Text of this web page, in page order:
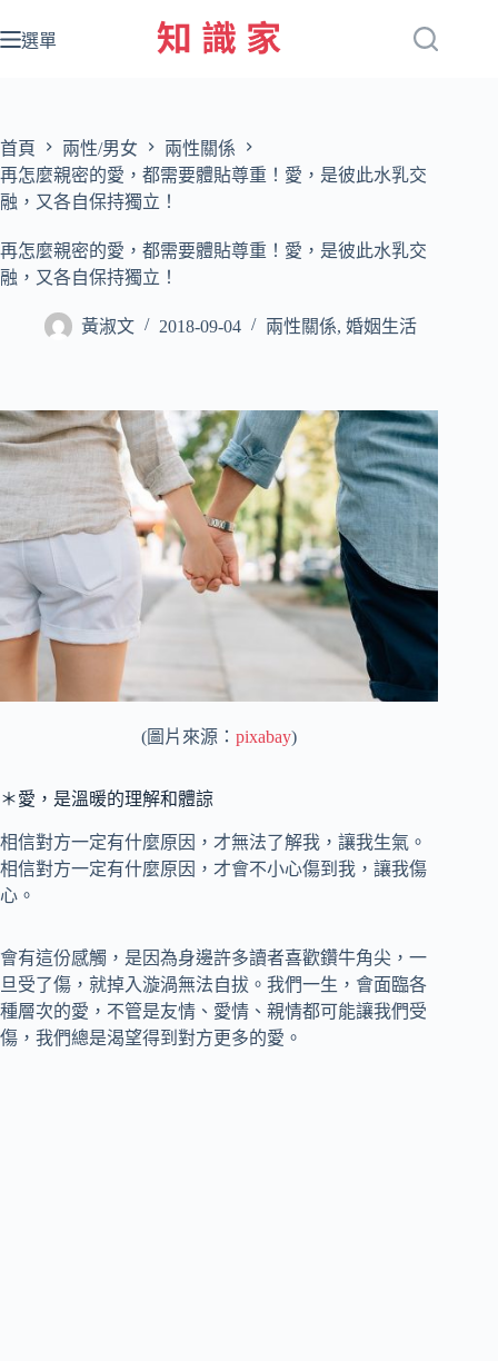
至
容
選單
首頁 兩性/男女
兩性關係
再怎麼親密的愛，都需要體貼尊重！愛，是彼此水乳交
融，又各自保持獨立！
再怎麼親密的愛，都需要體貼尊重！愛，是彼此水乳交
融，又各自保持獨立！
黃淑文 2018-09-04 兩性關係, 婚姻生活
(圖片來源：pixabay)
＊愛，是溫暖的理解和體諒
相信對方一定有什麼原因，才無法了解我，讓我生氣。
相信對方一定有什麼原因，才會不小心傷到我，讓我傷
心。
會有這份感觸，是因為身邊許多讀者喜歡鑽牛角尖，一
旦受了傷，就掉入漩渦無法自拔。我們一生，會面臨各
種層次的愛，不管是友情、愛情、親情都可能讓我們受
傷，我們總是渴望得到對方更多的愛。